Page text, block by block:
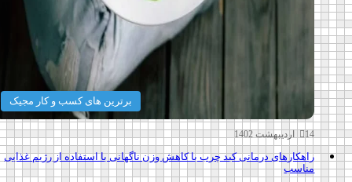
برترین های کسب و کار مجیک
راهکارهای درمانی کبد چرب با کاهش وزن ناگهانی با استفاده از رژیم غذایی
مناسب